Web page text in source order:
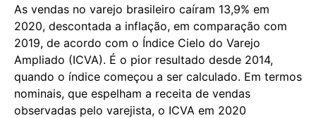
As vendas no varejo brasileiro caíram 13,9% em
2020, descontada a inflação, em comparação com
2019, de acordo com o Índice Cielo do Varejo
Ampliado (ICVA). É o pior resultado desde 2014,
quando o índice começou a ser calculado. Em termos
nominais, que espelham a receita de vendas
observadas pelo varejista, o ICVA em 2020